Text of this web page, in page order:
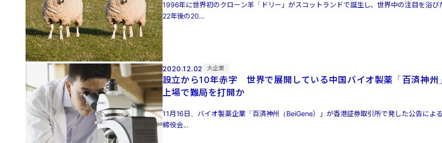
1996年に世界初のクローン羊「ドリー」がスコットランドで誕生し、世界中の注目を浴び
22年後の20...
2020.12.02 大企業
設立から10年赤字 世界で展開している中国バイオ製薬「百済神州
上場で難局を打開か
11月16日、バイオ製薬企業「百済神州（BeiGene）」が香港証券取引所で発した公告によ
締役会...